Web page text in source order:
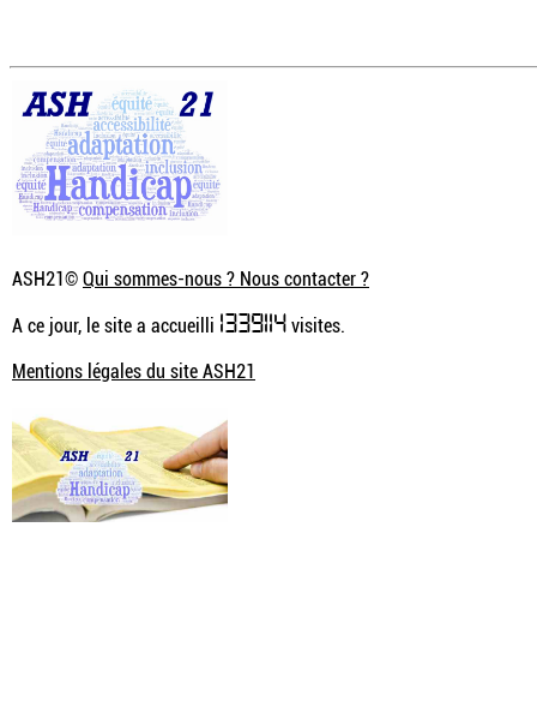
ASH21©Qui sommes-nous ? Nous contacter ?
A ce jour, le site a accueilli 1339114visites.
Mentions légales du site ASH21